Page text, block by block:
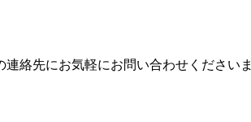
絡先にお気軽にお問い合わせくださいま